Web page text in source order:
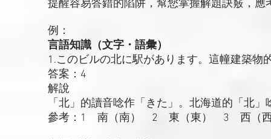
提醒容易答錯的陷阱，幫您掌握解題訣竅，應
例：
言語知識（文字・語彙）
1.このビルの北に駅があります。這幢建築物
答案：4
解說
「北」的讀音唸作「きた」。北海道的「北」
參考：1 南（南） 2 東（東） 3 西（